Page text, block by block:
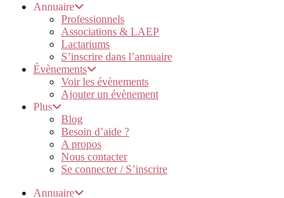
Annuaire
Professionnels
Associations & LAEP
Lactariums
S’inscrire dans l’annuaire
Évènements
Voir les évènements
Ajouter un évènement
Plus
Blog
Besoin d’aide ?
A propos
Nous contacter
Se connecter / S’inscrire
Annuaire